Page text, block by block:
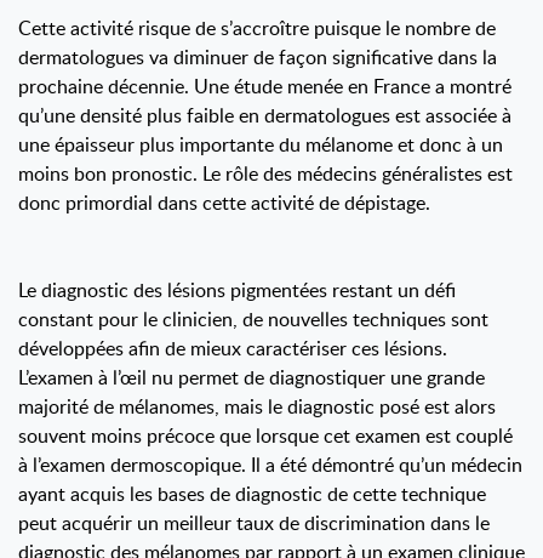
Cette activité risque de s’accroître puisque le nombre de
dermatologues va diminuer de façon significative dans la
prochaine décennie. Une étude menée en France a montré
qu’une densité plus faible en dermatologues est associée à
une épaisseur plus importante du mélanome et donc à un
moins bon pronostic. Le rôle des médecins généralistes est
donc primordial dans cette activité de dépistage.
Le diagnostic des lésions pigmentées restant un défi
constant pour le clinicien, de nouvelles techniques sont
développées afin de mieux caractériser ces lésions.
L’examen à l’œil nu permet de diagnostiquer une grande
majorité de mélanomes, mais le diagnostic posé est alors
souvent moins précoce que lorsque cet examen est couplé
à l’examen dermoscopique. Il a été démontré qu’un médecin
ayant acquis les bases de diagnostic de cette technique
peut acquérir un meilleur taux de discrimination dans le
diagnostic des mélanomes par rapport à un examen clinique